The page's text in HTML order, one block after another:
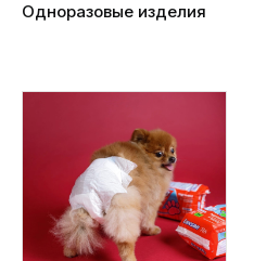
Одноразовые изделия